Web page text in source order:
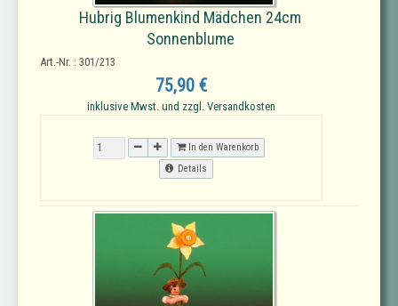
Hubrig Blumenkind Mädchen 24cm
Sonnenblume
Art.-Nr. : 301/213
75,90 €
inklusive Mwst. und zzgl. Versandkosten
In den Warenkorb
Details